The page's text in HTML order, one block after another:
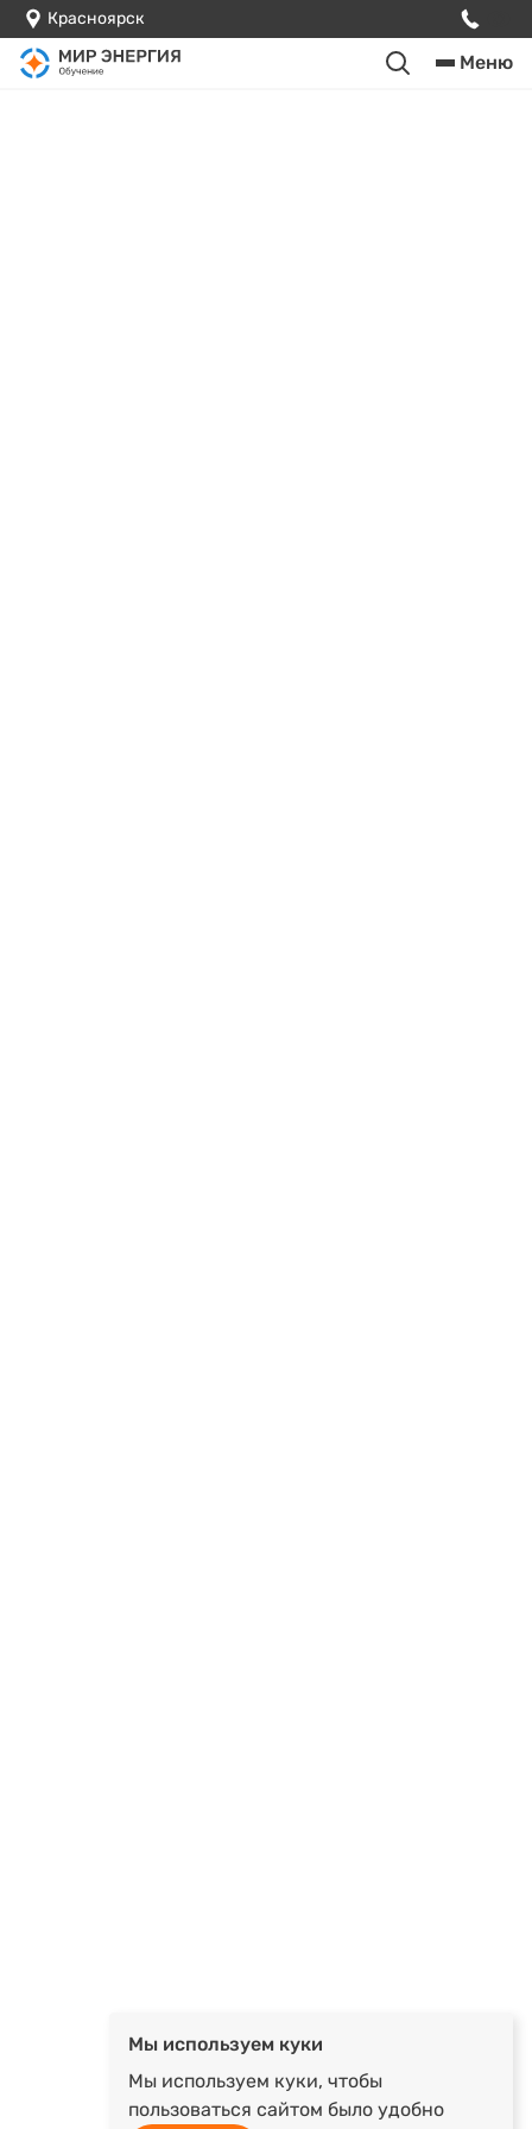
Красноярск
Меню
Мы используем куки
Мы используем куки, чтобы
пользоваться сайтом было удобно